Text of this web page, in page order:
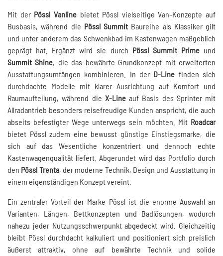
Mit der Pössl Vanlinebietet Pössl vielseitige Van-Konzepte auf
Busbasis, während die Pössl Summit Baureihe als Klassiker gilt
und unter anderem das Schwenkbad im Kastenwagen maßgeblich
geprägt hat. Ergänzt wird sie durch Pössl Summit Primeund
Summit Shine, die das bewährte Grundkonzept mit erweiterten
Ausstattungsumfängen kombinieren. In der D-Line finden sich
durchdachte Modelle mit klarer Ausrichtung auf Komfort und
Raumaufteilung, während die X-Lineauf Basis des Sprinter mit
Allradantrieb besonders reisefreudige Kunden anspricht, die auch
abseits befestigter Wege unterwegs sein möchten. Mit Roadcar
bietet Pössl zudem eine bewusst günstige Einstiegsmarke, die
sich auf das Wesentliche konzentriert und dennoch echte
Kastenwagenqualität liefert. Abgerundet wird das Portfolio durch
den Pössl Trenta, der moderne Technik, Design und Ausstattung in
einem eigenständigen Konzept vereint.
Ein zentraler Vorteil der Marke Pössl ist die enorme Auswahl an
Varianten, Längen, Bettkonzepten und Badlösungen, wodurch
nahezu jeder Nutzungsschwerpunkt abgedeckt wird. Gleichzeitig
bleibt Pössl durchdacht kalkuliert und positioniert sich preislich
äußerst attraktiv, ohne auf bewährte Technik und solide